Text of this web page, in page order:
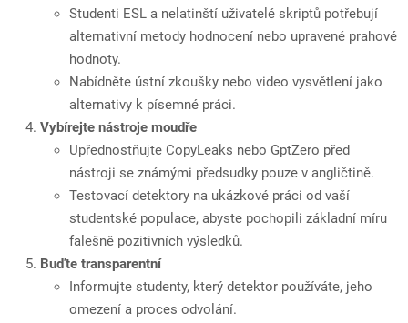
Studenti ESL a nelatinští uživatelé skriptů potřebují
alternativní metody hodnocení nebo upravené prahové
hodnoty.
Nabídněte ústní zkoušky nebo video vysvětlení jako
alternativy k písemné práci.
Vybírejte nástroje moudře
Upřednostňujte CopyLeaks nebo GptZero před
nástroji se známými předsudky pouze v angličtině.
Testovací detektory na ukázkové práci od vaší
studentské populace, abyste pochopili základní míru
falešně pozitivních výsledků.
Buďte transparentní
Informujte studenty, který detektor používáte, jeho
omezení a proces odvolání.